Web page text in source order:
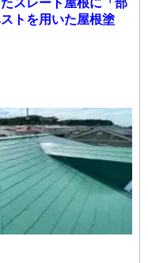
スレート屋根に「部
トを用いた屋根塗